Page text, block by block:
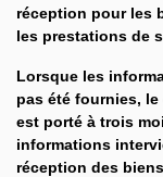
réception pour les
les prestations de
Lorsque les
pas été fournies,
est porté à trois
informations
réception des